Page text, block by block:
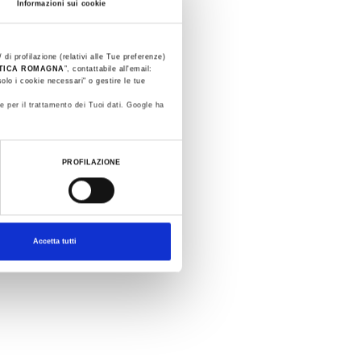
Informazioni sui cookie
profilazione (relativi alle Tue preferenze)
ROMAGNA”, contattabile all'email:
i cookie necessari" o gestire le tue
per il trattamento dei Tuoi dati. Google ha
PROFILAZIONE
Accetta tutti